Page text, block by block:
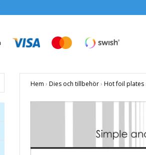
Hem › Dies och tillbehör› Hot foil plates